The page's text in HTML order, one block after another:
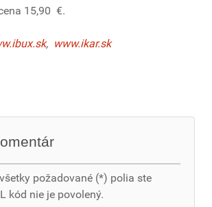
15,90 €.
, www.ikar.sk
požadované (*) polia ste
kód nie je povolený.